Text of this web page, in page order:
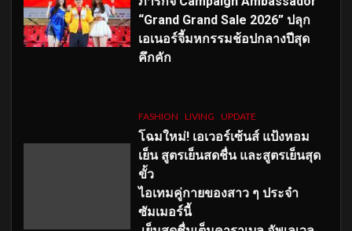
“Grand Grand Sale 2026” ปลุก
เอเนอร์จี้มหกรรมช้อปกลางปีสุด
คึกคัก
FASHION LIVING UPDATE
โฉมใหม่! เอเวอร์เซ้นส์ แป้งหอม
เย็น สูตรเย็นสดชื่น และสูตรเย็นสุด
ขั้ว
ไอเทมคู่กายของสาว ๆ ประจำ
ซัมเมอร์นี้